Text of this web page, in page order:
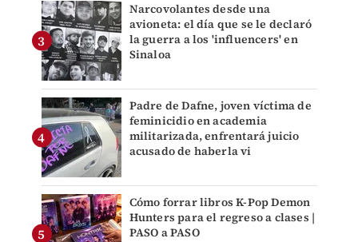
Narcovolantes desde una
avioneta: el día que se le declaró
la guerra a los 'influencers' en
Sinaloa
Padre de Dafne, joven víctima de
feminicidio en academia
militarizada, enfrentará juicio
acusado de haberla vi
Cómo forrar libros K-Pop Demon
Hunters para el regreso a clases |
PASO a PASO